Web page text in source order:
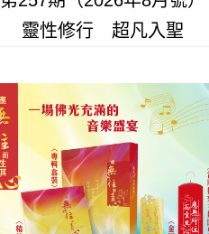
靈性修行 超凡入聖